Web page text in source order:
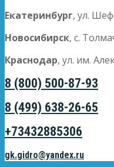
Екатеринбург, ул.
Новосибирск, с.
Краснодар, ул. им.
8 (800) 500-87-93
8 (499) 638-26-65
+73432885306
gk.gidro@yandex.ru